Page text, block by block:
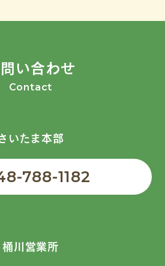
い合わせ
Contact
いたま本部
788-1182
桶川営業所